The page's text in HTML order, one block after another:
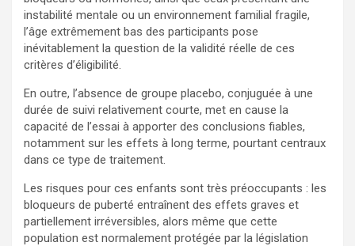
instabilité mentale ou un environnement familial fragile,
l’âge extrêmement bas des participants pose
inévitablement la question de la validité réelle de ces
critères d’éligibilité.
En outre, l’absence de groupe placebo, conjuguée à une
durée de suivi relativement courte, met en cause la
capacité de l’essai à apporter des conclusions fiables,
notamment sur les effets à long terme, pourtant centraux
dans ce type de traitement.
Les risques pour ces enfants sont très préoccupants : les
bloqueurs de puberté entraînent des effets graves et
partiellement irréversibles, alors même que cette
population est normalement protégée par la législation